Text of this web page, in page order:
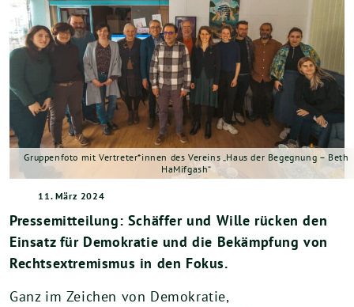
Gruppenfoto mit Vertreter*innen des Vereins „Haus der Begegnung – Beth
HaMifgash“
11. März 2024
Pressemitteilung: Schäffer und Wille rücken den
Einsatz für Demokratie und die Bekämpfung von
Rechtsextremismus in den Fokus.
Ganz im Zeichen von Demokratie,